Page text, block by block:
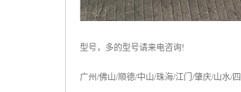
型号，多的型号请来电咨询!
广州/佛山/顺德/中山/珠海/江门 /肇庆/山水/